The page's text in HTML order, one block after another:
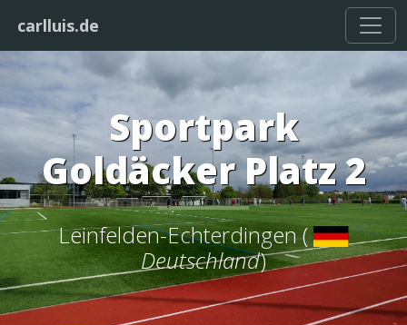
carlluis.de
Sportpark
Goldäcker Platz 2
Leinfelden-Echterdingen (
Deutschland)